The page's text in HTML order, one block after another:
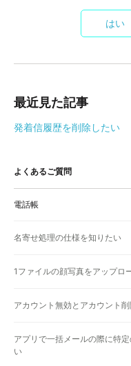
はい
最近見た記事
発着信履歴を削除したい
よくあるご質問
電話帳
名寄せ処理の仕様を知りたい
1ファイルの顔写真をアップロ
アカウント無効とアカウント
アプリで一括メールの際に特
い